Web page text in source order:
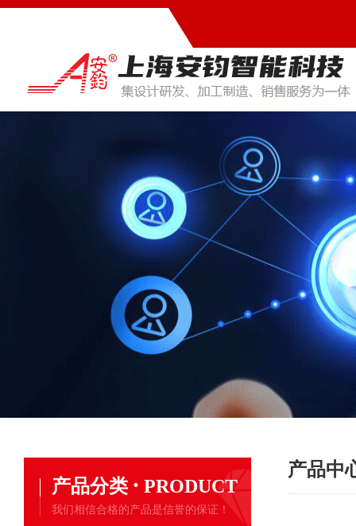
产品分类 · PRODUCT
我们相信合格的产品是信誉的保证！
产品中